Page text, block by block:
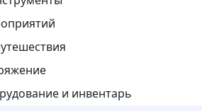
и инвентарь